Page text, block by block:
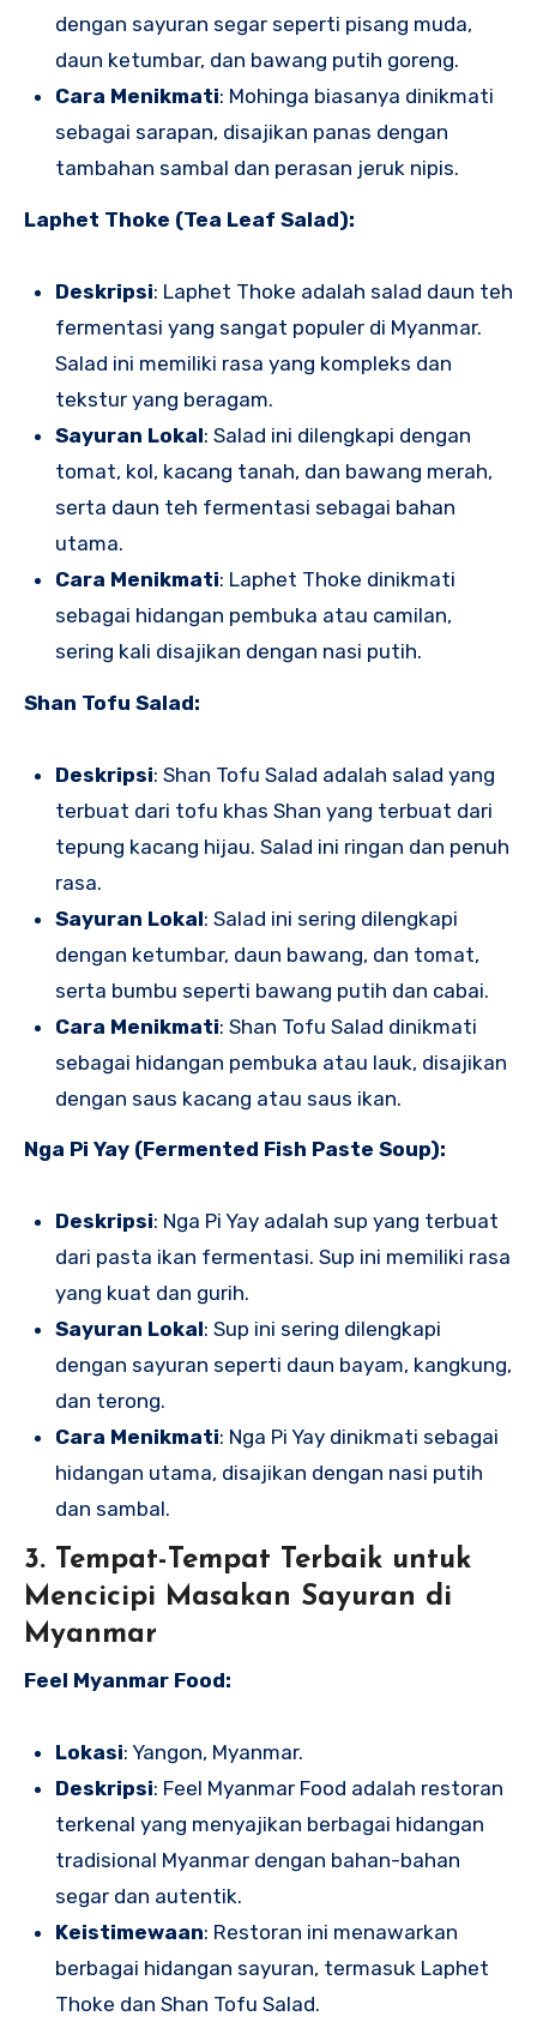
dengan sayuran segar seperti pisang muda,
daun ketumbar, dan bawang putih goreng.
Cara Menikmati: Mohinga biasanya dinikmati
sebagai sarapan, disajikan panas dengan
tambahan sambal dan perasan jeruk nipis.
Laphet Thoke (Tea Leaf Salad):
Deskripsi: Laphet Thoke adalah salad daun teh
fermentasi yang sangat populer di Myanmar.
Salad ini memiliki rasa yang kompleks dan
tekstur yang beragam.
Sayuran Lokal: Salad ini dilengkapi dengan
tomat, kol, kacang tanah, dan bawang merah,
serta daun teh fermentasi sebagai bahan
utama.
Cara Menikmati: Laphet Thoke dinikmati
sebagai hidangan pembuka atau camilan,
sering kali disajikan dengan nasi putih.
Shan Tofu Salad:
Deskripsi: Shan Tofu Salad adalah salad yang
terbuat dari tofu khas Shan yang terbuat dari
tepung kacang hijau. Salad ini ringan dan penuh
rasa.
Sayuran Lokal: Salad ini sering dilengkapi
dengan ketumbar, daun bawang, dan tomat,
serta bumbu seperti bawang putih dan cabai.
Cara Menikmati: Shan Tofu Salad dinikmati
sebagai hidangan pembuka atau lauk, disajikan
dengan saus kacang atau saus ikan.
Nga Pi Yay (Fermented Fish Paste Soup):
Deskripsi: Nga Pi Yay adalah sup yang terbuat
dari pasta ikan fermentasi. Sup ini memiliki rasa
yang kuat dan gurih.
Sayuran Lokal: Sup ini sering dilengkapi
dengan sayuran seperti daun bayam, kangkung,
dan terong.
Cara Menikmati: Nga Pi Yay dinikmati sebagai
hidangan utama, disajikan dengan nasi putih
dan sambal.
3. Tempat-Tempat Terbaik untuk
Mencicipi Masakan Sayuran di
Myanmar
Feel Myanmar Food:
Lokasi: Yangon, Myanmar.
Deskripsi: Feel Myanmar Food adalah restoran
terkenal yang menyajikan berbagai hidangan
tradisional Myanmar dengan bahan-bahan
segar dan autentik.
Keistimewaan: Restoran ini menawarkan
berbagai hidangan sayuran, termasuk Laphet
Thoke dan Shan Tofu Salad.